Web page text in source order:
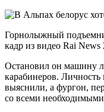
Горнолыжный
кадр из видео Rai News
Остановил он машину
карабинеров.
выяснили, а фургон,
со всеми